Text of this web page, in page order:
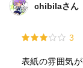
chibilaさん
3
表紙の雰囲気